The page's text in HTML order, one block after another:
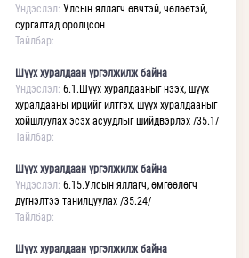
Үндэслэл: Улсын яллагч өвчтэй, чөлөөтэй,
сургалтад оролцсон
Тайлбар:
Шүүх хуралдаан үргэлжилж байна
Үндэслэл: 6.1.Шүүх хуралдааныг нээх, шүүх
хуралдааны ирцийг илтгэх, шүүх хуралдааныг
хойшлуулах эсэх асуудлыг шийдвэрлэх /35.1/
Тайлбар:
Шүүх хуралдаан үргэлжилж байна
Үндэслэл: 6.15.Улсын яллагч, өмгөөлөгч
дүгнэлтээ танилцуулах /35.24/
Тайлбар:
Шүүх хуралдаан үргэлжилж байна